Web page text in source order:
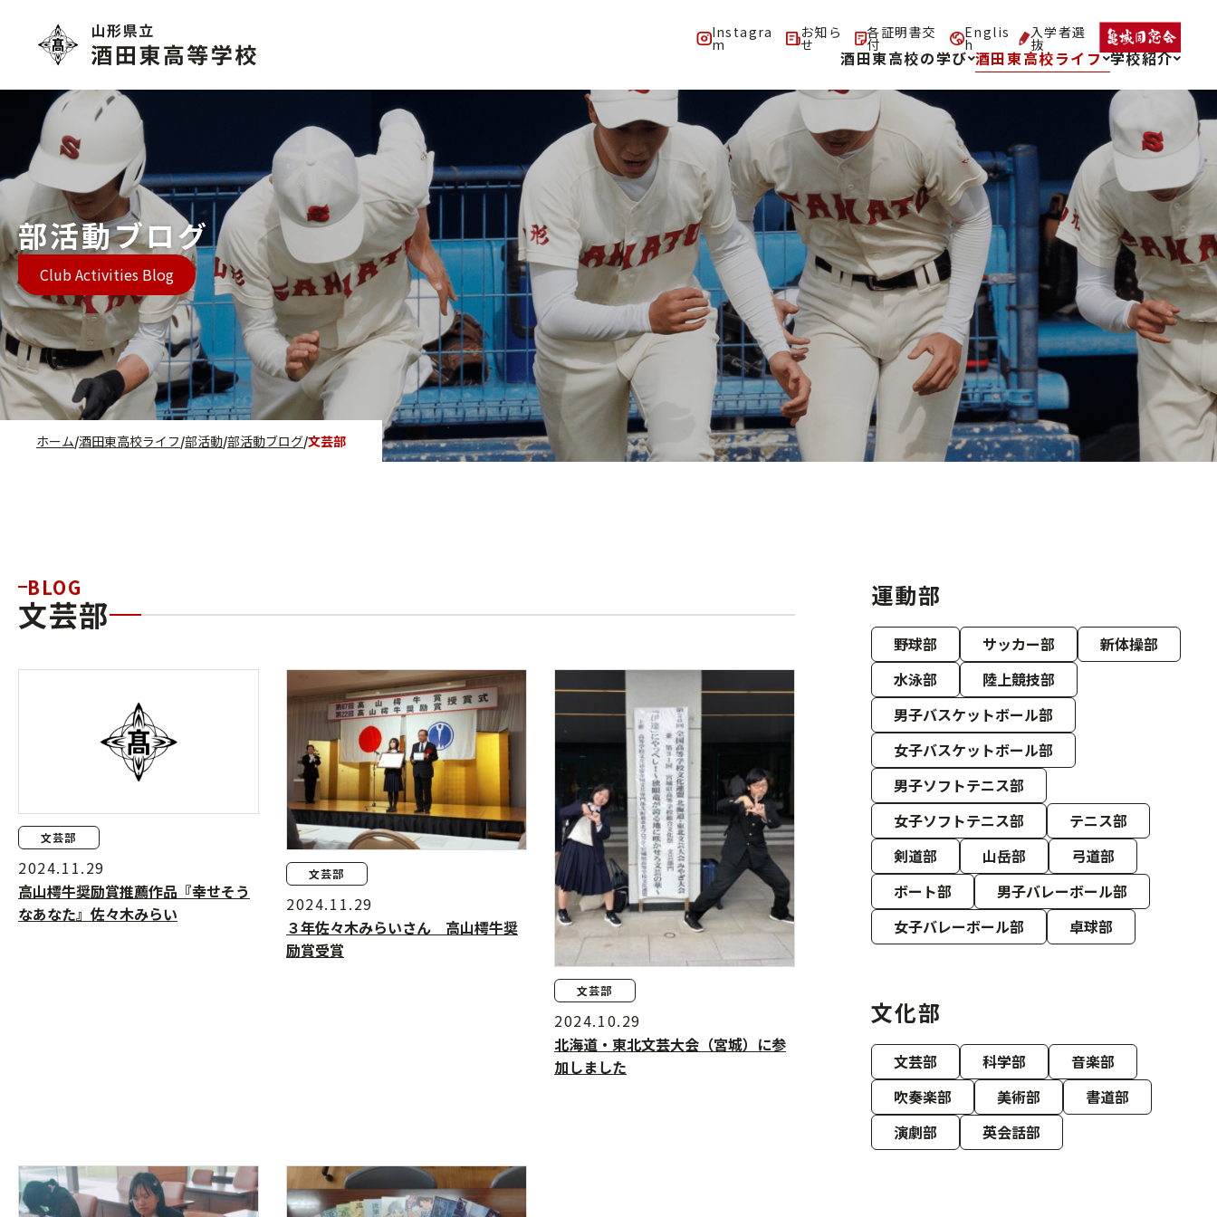
Instagra
m
お知ら
せ
各証明書交
付
Englis
h
入学者選
抜
酒田東高校の学び 酒田東高校ライフ 学校紹介
部活動ブログ
Club Activities Blog
ホーム 酒田東高校ライフ 部活動 部活動ブログ 文芸部
BLOG
文芸部
文芸部
2024.11.29
高山樗牛奨励賞推薦作品『幸せそう
なあなた』佐々木みらい
文芸部
2024.11.29
３年佐々木みらいさん 高山樗牛奨
励賞受賞
文芸部
2024.10.29
北海道・東北文芸大会（宮城）に参
加しました
運動部
野球部 サッカー部
新体操部
水泳部
陸上競技部
男子バスケットボール部
女子バスケットボール部
男子ソフトテニス部
女子ソフトテニス部
テニス部
剣道部
山岳部
弓道部
ボート部
男子バレーボール部
女子バレーボール部
卓球部
文化部
文芸部 科学部
音楽部
吹奏楽部
美術部
書道部
演劇部
英会話部